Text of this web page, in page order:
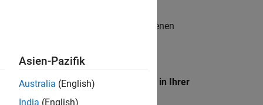
. Wenn Sie noch immer keine offenen
unseres
Standort, um alle Stellenangebote in Ihrer
Asien-Pazifik
Australia (English)
India (English)